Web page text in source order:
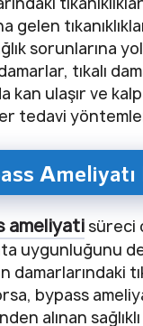
gelen
sorunlarına
damarlar, tıkalı
kan ulaşır ve
tedavi
Ameliyatı
ameliyati süreci
uygunluğunu
damarlarındaki
bypass
alınan